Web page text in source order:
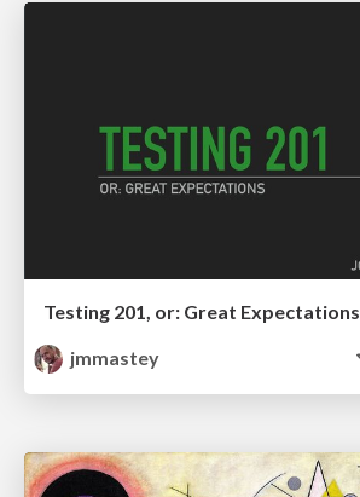
Testing 201, or: Great Expectations
jmmastey